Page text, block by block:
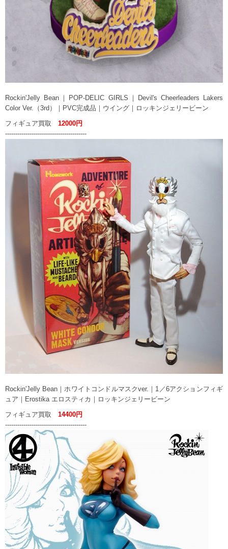
Rockin'Jelly Bean｜POP-DELIC GIRLS｜Devil's Cheerleaders Lakers
Color Ver.（3rd）｜PVC完成品｜ウイング｜ロッキンジェリービーン
フィギュア買取 12000円
----------------------------------------
Rockin'Jelly Bean｜ホワイトコンドルマスクver.｜1／6アクションフィギ
ュア｜Erostika エロスティカ｜ロッキンジェリービーン
フィギュア買取 14400円
----------------------------------------